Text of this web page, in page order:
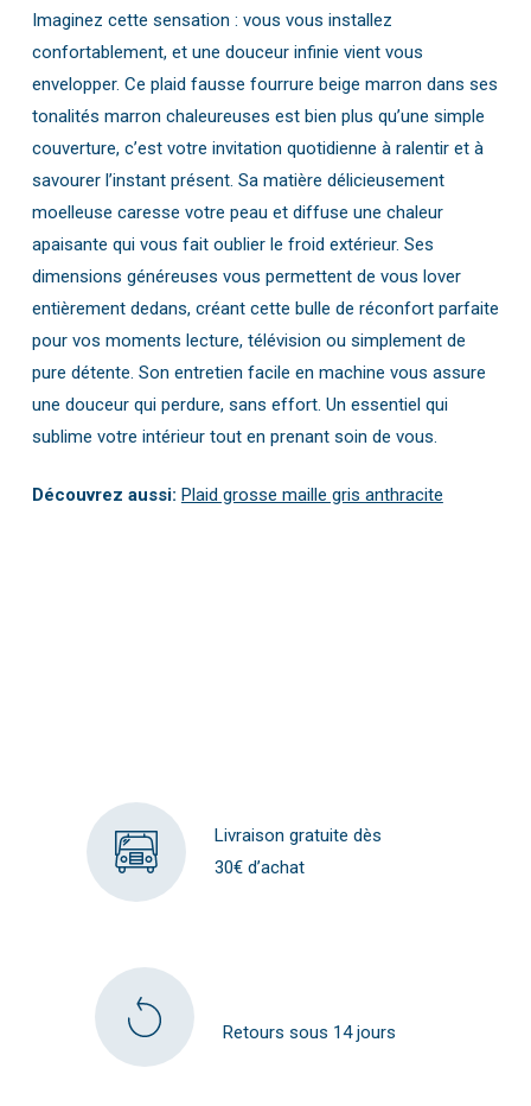
Imaginez cette sensation : vous vous installez
confortablement, et une douceur infinie vient vous
envelopper. Ce plaid fausse fourrure beige marron dans ses
tonalités marron chaleureuses est bien plus qu’une simple
couverture, c’est votre invitation quotidienne à ralentir et à
savourer l’instant présent. Sa matière délicieusement
moelleuse caresse votre peau et diffuse une chaleur
apaisante qui vous fait oublier le froid extérieur. Ses
dimensions généreuses vous permettent de vous lover
entièrement dedans, créant cette bulle de réconfort parfaite
pour vos moments lecture, télévision ou simplement de
pure détente. Son entretien facile en machine vous assure
une douceur qui perdure, sans effort. Un essentiel qui
sublime votre intérieur tout en prenant soin de vous.
Découvrez aussi: Plaid grosse maille gris anthracite
Livraison gratuite dès
30€ d’achat
Retours sous 14 jours